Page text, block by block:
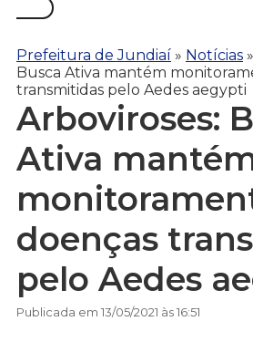
Prefeitura de Jundiaí » Notícias »
Busca Ativa mantém
transmitidas pelo Aedes aegypti
Arboviroses:
Ativa
doenças
pelo Aedes
Publicada em 13/05/2021 às 16:51